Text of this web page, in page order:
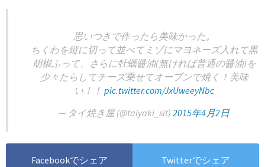
思いつきで作ったら美味かった。
ちくわを縦に切って並べてミゾにマヨネーズ入れて黒
胡椒ふって、さらに牡蠣醤油(無ければ普通の醤油)を
少々たらしてチーズ乗せてオーブンで焼く！美味
い！！ pic.twitter.com/JxUweeyNbc
— タイ焼き屋 (@taiyaki_sit) 2015年4月2日
Facebookでシェア Twitterでシェア